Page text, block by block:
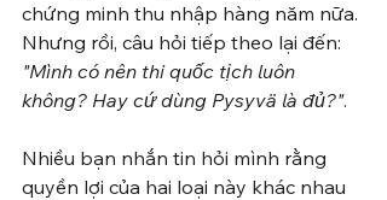
chứng minh thu nhập hàng năm nữa.
Nhưng rồi, câu hỏi tiếp theo lại đến:
"Mình có nên thi quốc tịch luôn
không? Hay cứ dùng Pysyvä là đủ?".
Nhiều bạn nhắn tin hỏi mình rằng
quyền lợi của hai loại này khác nhau